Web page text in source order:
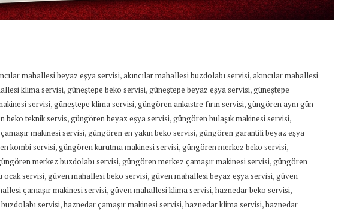
mahallesi beyaz eşya servisi,akıncılar mahallesi buzdolabı servisi,akıncılar mahallesi
klima servisi,güneştepe beko servisi,güneştepe beyaz eşya servisi,güneştepe
servisi,güneştepe klima servisi,güngören ankastre fırın servisi,güngören aynı gün
beko teknik servis,güngören beyaz eşya servisi,güngören bulaşık makinesi servisi,
makinesi servisi,güngören en yakın beko servisi,güngören garantili beyaz eşya
kombi servisi,güngören kurutma makinesi servisi,güngören merkez beko servisi,
merkez buzdolabı servisi,güngören merkez çamaşır makinesi servisi,güngören
ocak servisi,güven mahallesi beko servisi,güven mahallesi beyaz eşya servisi,güven
çamaşır makinesi servisi,güven mahallesi klima servisi,haznedar beko servisi,
servisi,haznedar çamaşır makinesi servisi,haznedar klima servisi,haznedar